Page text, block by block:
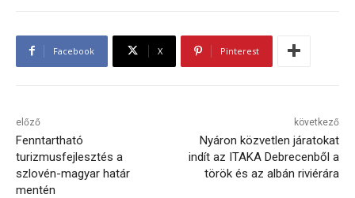
Facebook X Pinterest
előző
Fenntartható
turizmusfejlesztés a
szlovén-magyar határ
mentén
következő
Nyáron közvetlen járatokat
indít az ITAKA Debrecenből a
török és az albán riviérára